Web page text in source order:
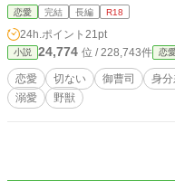
デレラになるまで
く。。。 【3/26 番外編、始めました！】 『新しい常務がや
って来た！！
場合ー 『榊家の休日』 ※登場する団体名、組織名等は、すべ
て架空のもの
恋愛 完結 長編 R18
24h.ポイント 21pt
小説 24,774 位 / 228,743件 恋
恋愛 切ない 御曹司 身
溺愛
野獣